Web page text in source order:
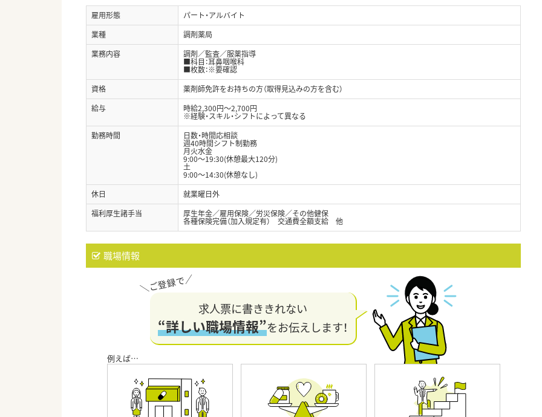
雇用形態
パート・アルバイト
業種
調剤薬局
業務内容
調剤／監査／服薬指導
■科目：耳鼻咽喉科
■枚数：※要確認
資格
薬剤師免許をお持ちの方（取得見込みの方を含む）
給与
時給2,300円～2,700円
※経験・スキル・シフトによって異なる
勤務時間
日数・時間応相談
週40時間シフト制勤務
月火水金
9:00～19:30(休憩最大120分)
土
9:00～14:30(休憩なし)
休日
就業曜日外
福利厚生諸手当
厚生年金／雇用保険／労災保険／その他健保
各種保険完備（加入規定有） 交通費全額支給 他
職場情報
求人票に書ききれない
“詳しい職場情報”をお伝えします！